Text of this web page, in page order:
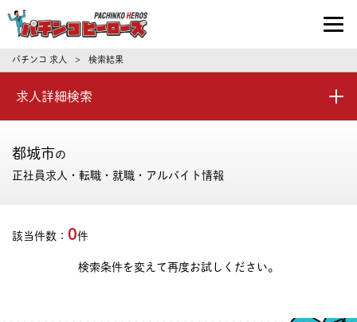
パチンコ求人・転職ならパチンコヒーロ
パチンコ 求人 > 検索結果
求人詳細検索
都城市の
正社員求人・転職・就職・アルバイト情報
該当件数： 0件
検索条件を変えて再度お試しください。